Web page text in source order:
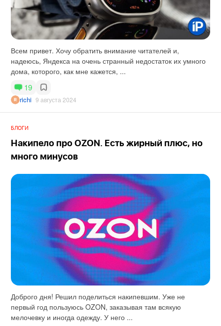
Всем привет. Хочу обратить внимание читателей и,
надеюсь, Яндекса на очень странный недостаток их умного
дома, которого, как мне кажется, ...
19
richi 9 августа 2024
БЛОГИ
Накипело про OZON. Есть жирный плюс, но
много минусов
Доброго дня! Решил поделиться накипевшим. Уже не
первый год пользуюсь OZON, заказывая там всякую
мелочевку и иногда одежду. У него ...